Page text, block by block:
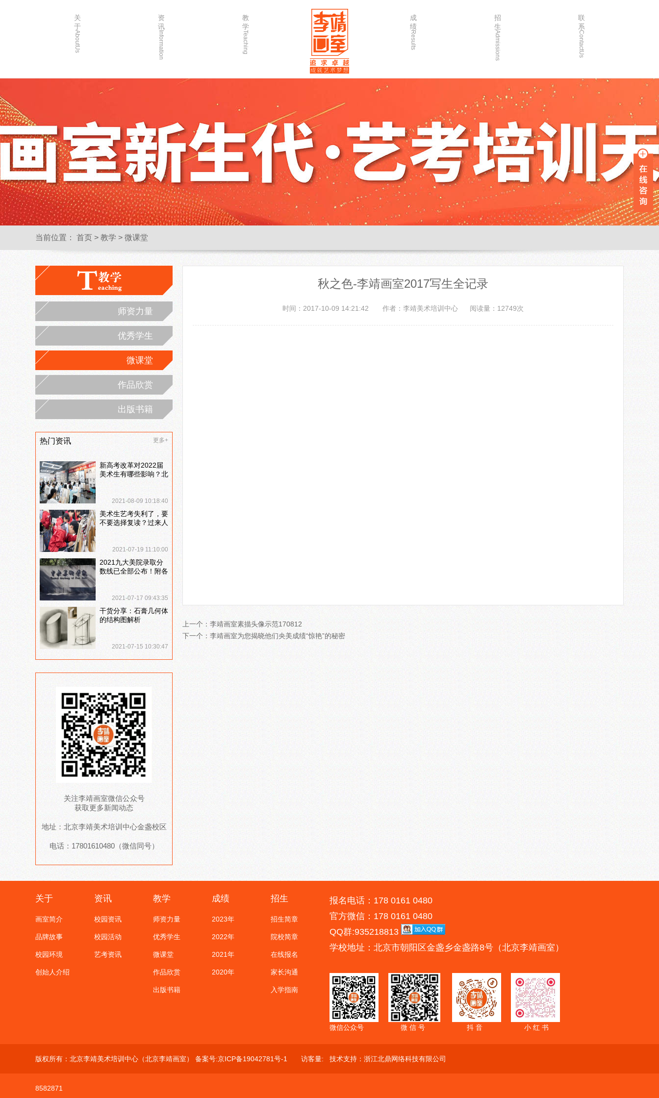
关
于
AboutUs
创始人介绍
资
讯
Information
教
学
Teaching
微课堂
作品欣赏
出版书籍
成
绩
Results
2020年
招
生
Admissions
院校简章
家长沟通
入学指南
联
系
ContactUs
当前位置： 首页 > 教学 > 微课堂
师资力量
优秀学生
微课堂
作品欣赏
出版书籍
热门资讯 更多+
新高考改革对2022届
美术生有哪些影响？北
2021-08-09 10:18:40
美术生艺考失利了，要
不要选择复读？过来人
2021-07-19 11:10:00
2021九大美院录取分
数线已全部公布！附各
2021-07-17 09:43:35
干货分享：石膏几何体
的结构图解析
2021-07-15 10:30:47
关注李靖画室微信公众号
获取更多新闻动态
地址：北京李靖美术培训中心金盏校区
电话：17801610480（微信同号）
秋之色-李靖画室2017写生全记录
时间：2017-10-09 14:21:42 作者：李靖美术培训中心 阅读量：12749次
上一个： 李靖画室素描头像示范170812
下一个： 李靖画室为您揭晓他们央美成绩“惊艳”的秘密
关于
画室简介
品牌故事
校园环境
创始人介绍
资讯
校园资讯
校园活动
艺考资讯
教学
师资力量
优秀学生
微课堂
作品欣赏
出版书籍
成绩
2023年
2022年
2021年
2020年
招生
招生简章
院校简章
在线报名
家长沟通
入学指南
报名电话：178 0161 0480
官方微信：178 0161 0480
QQ群:935218813
学校地址：北京市朝阳区金盏乡金盏路8号（北京李靖画室）
微信公众号 微 信 号 抖 音 小 红 书
版权所有：北京李靖美术培训中心（北京李靖画室） 备案号:京ICP备19042781号-1 访客量:
8582871
技术支持： 浙江北鼎网络科技有限公司